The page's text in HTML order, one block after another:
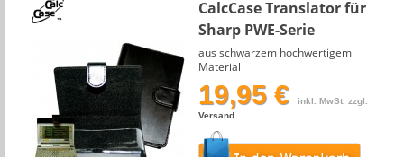
CalcCase Translator für
Sharp PWE-Serie
aus schwarzem hochwertigem
Material
19,95 €
inkl. MwSt. zzgl.
Versand